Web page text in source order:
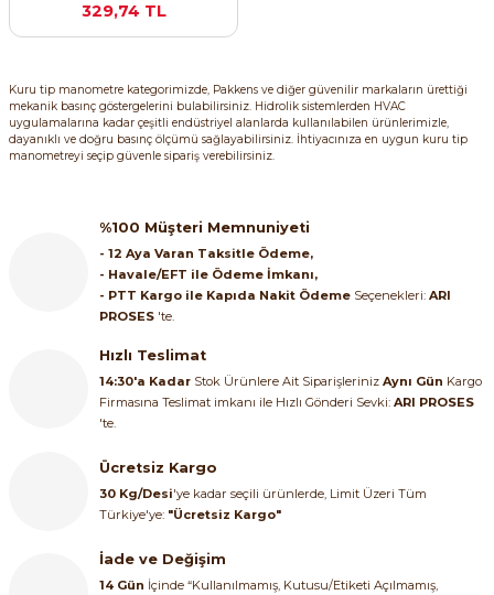
Rölesi, Cihazları ve Anahtarları
- UPS
Kesiciler
Yol Vericiler
SIMATIC SAFETY
SIMATIC Yazılım Paketleri
SIMOTION Hareket Kontrol Üniteleri
WinCC Unified Runtime Yazılımları
329,74 TL
Kuru tip manometre kategorimizde, Pakkens ve diğer güvenilir markaların ürettiği
mekanik basınç göstergelerini bulabilirsiniz. Hidrolik sistemlerden HVAC
uygulamalarına kadar çeşitli endüstriyel alanlarda kullanılabilen ürünlerimizle,
dayanıklı ve doğru basınç ölçümü sağlayabilirsiniz. İhtiyacınıza en uygun kuru tip
manometreyi seçip güvenle sipariş verebilirsiniz.
%100 Müşteri Memnuniyeti
- 12 Aya Varan Taksitle Ödeme,
- Havale/EFT ile Ödeme İmkanı,
- PTT Kargo ile Kapıda Nakit Ödeme Seçenekleri: ARI
PROSES 'te.
Hızlı Teslimat
14:30'a Kadar Stok Ürünlere Ait Siparişleriniz Aynı Gün Kargo
Firmasına Teslimat imkanı ile Hızlı Gönderi Sevki: ARI PROSES
'te.
Ücretsiz Kargo
30 Kg/Desi'ye kadar seçili ürünlerde, Limit Üzeri Tüm
Türkiye'ye: "Ücretsiz Kargo"
İade ve Değişim
14 Gün İçinde “Kullanılmamış, Kutusu/Etiketi Açılmamış,